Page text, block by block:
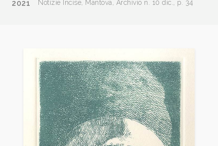
2021 Notizie Incise, Mantova, Archivio n. 10 dic., p. 34